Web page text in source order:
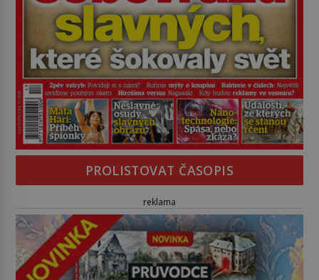
PROLISTOVAT ČASOPIS
reklama